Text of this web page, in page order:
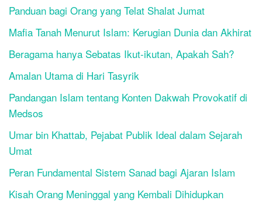
Panduan bagi Orang yang Telat Shalat Jumat
Mafia Tanah Menurut Islam: Kerugian Dunia dan Akhirat
Beragama hanya Sebatas Ikut-ikutan, Apakah Sah?
Amalan Utama di Hari Tasyrik
Pandangan Islam tentang Konten Dakwah Provokatif di
Medsos
Umar bin Khattab, Pejabat Publik Ideal dalam Sejarah
Umat
Peran Fundamental Sistem Sanad bagi Ajaran Islam
Kisah Orang Meninggal yang Kembali Dihidupkan